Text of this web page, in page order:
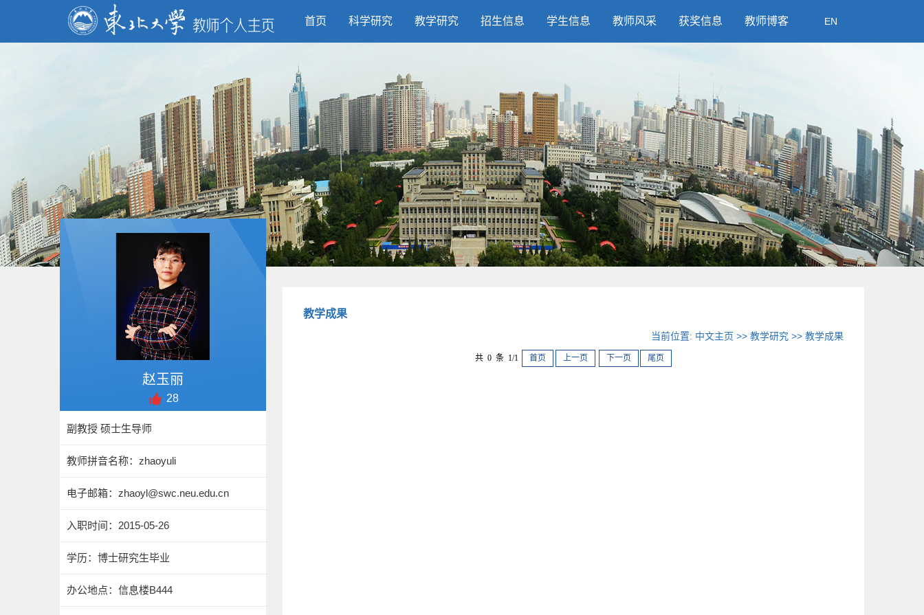
首页 科学研究 教学研究 招生信息 学生信息 教师风采 获奖信息 教师博客 EN
赵玉丽
28
副教授 硕士生导师
教师拼音名称：zhaoyuli
电子邮箱： zhaoyl@swc.neu.edu.cn
入职时间：2015-05-26
学历：博士研究生毕业
办公地点：信息楼B444
教学成果
当前位置: 中文主页 >>教学研究 >>教学成果
共 0 条 1/1 首页 上一页 下一页 尾页